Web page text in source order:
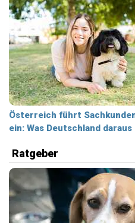
Österreich führt
ein: Was Deutschland
Ratgeber